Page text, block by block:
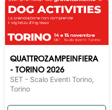
QUATTROZAMPEINFIERA
- TORINO 2026
SET - Scalo Eventi Torino,
Torino